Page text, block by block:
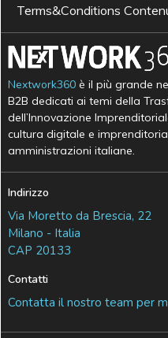
Terms&Conditions
Nextwork360 è il più grande
B2B dedicati ai temi della
dell’Innovazione
cultura digitale e
amministrazioni italiane.
Indirizzo
Via Moretto da Brescia, 22
Milano - Italia
CAP 20133
Contatti
Contatta il nostro team per